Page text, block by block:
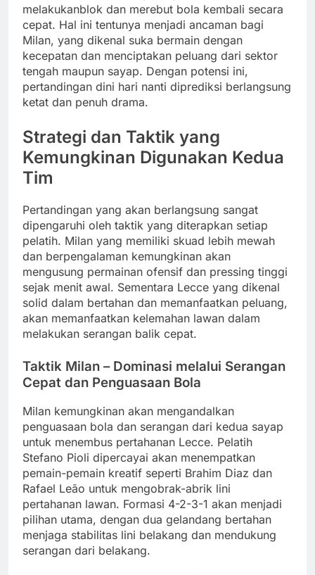
melakukanblok dan merebut bola kembali secara
cepat. Hal ini tentunya menjadi ancaman bagi
Milan, yang dikenal suka bermain dengan
kecepatan dan menciptakan peluang dari sektor
tengah maupun sayap. Dengan potensi ini,
pertandingan dini hari nanti diprediksi berlangsung
ketat dan penuh drama.
Strategi dan Taktik yang
Kemungkinan Digunakan Kedua
Tim
Pertandingan yang akan berlangsung sangat
dipengaruhi oleh taktik yang diterapkan setiap
pelatih. Milan yang memiliki skuad lebih mewah
dan berpengalaman kemungkinan akan
mengusung permainan ofensif dan pressing tinggi
sejak menit awal. Sementara Lecce yang dikenal
solid dalam bertahan dan memanfaatkan peluang,
akan memanfaatkan kelemahan lawan dalam
melakukan serangan balik cepat.
Taktik Milan – Dominasi melalui Serangan
Cepat dan Penguasaan Bola
Milan kemungkinan akan mengandalkan
penguasaan bola dan serangan dari kedua sayap
untuk menembus pertahanan Lecce. Pelatih
Stefano Pioli dipercayai akan menempatkan
pemain-pemain kreatif seperti Brahim Diaz dan
Rafael Leão untuk mengobrak-abrik lini
pertahanan lawan. Formasi 4-2-3-1 akan menjadi
pilihan utama, dengan dua gelandang bertahan
menjaga stabilitas lini belakang dan mendukung
serangan dari belakang.